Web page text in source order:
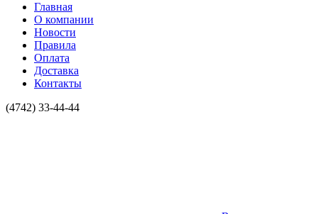
Главная
О компании
Новости
Правила
Оплата
Доставка
Контакты
(4742) 33-44-44